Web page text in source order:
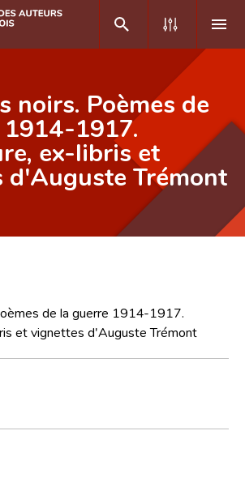
noirs. Poèmes de
1917.
ex-libris et
d'Auguste Trémont
de la guerre 1914-1917.
et vignettes d'Auguste Trémont